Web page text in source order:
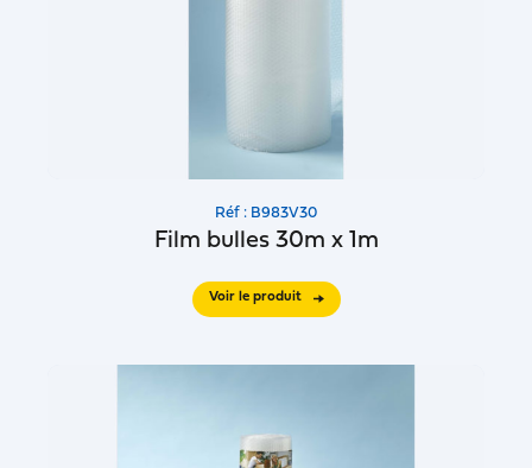
Réf : B983V30
Film bulles 30m x 1m
Voir le produit